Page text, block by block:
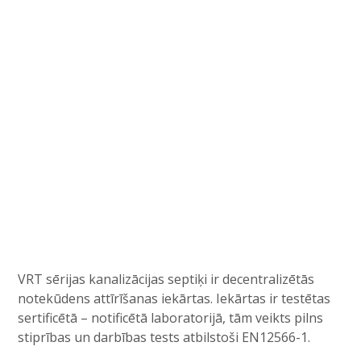
VRT sērijas kanalizācijas septiķi ir decentralizētās
notekūdens attīrīšanas iekārtas. Iekārtas ir testētas
sertificētā – notificētā laboratorijā, tām veikts pilns
stiprības un darbības tests atbilstoši EN12566-1.